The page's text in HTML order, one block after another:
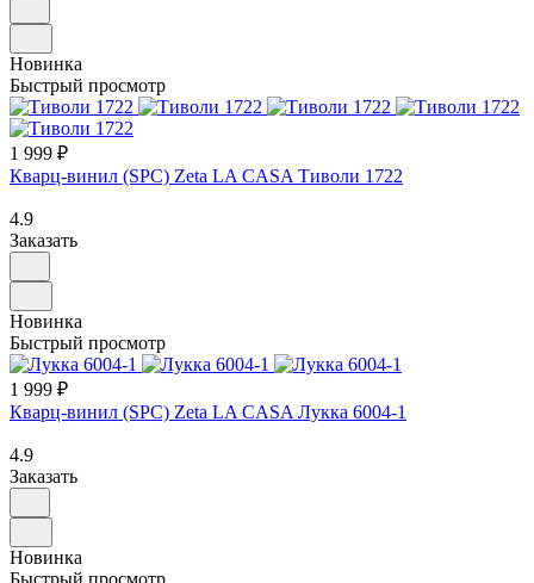
Новинка
Быстрый просмотр
1 999 ₽
Кварц-винил (SPC) Zeta LA CASA Тиволи 1722
4.9
Заказать
Новинка
Быстрый просмотр
1 999 ₽
Кварц-винил (SPC) Zeta LA CASA Лукка 6004-1
4.9
Заказать
Новинка
Быстрый просмотр